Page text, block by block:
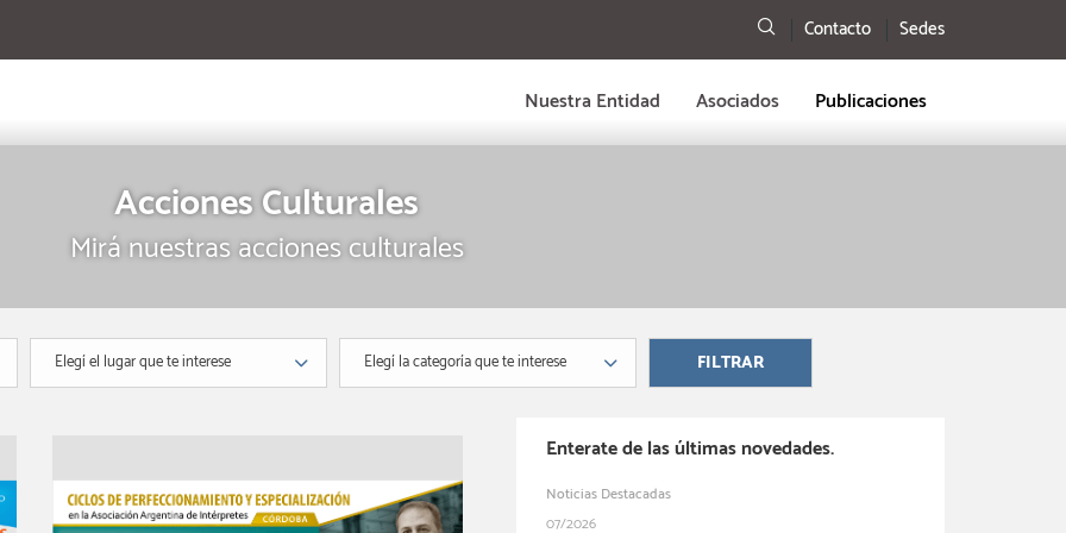
BuscarContacto Sedes
Nuestra Entidad Asociados Publicaciones
Acciones Culturales
Mirá nuestras acciones culturales
Elegí el lugar que te interese Elegí la categoría que te interese
Enterate de las últimas novedades.
Noticias Destacadas
07/2026